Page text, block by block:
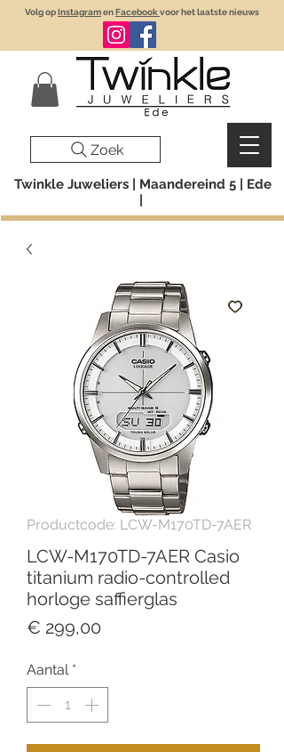
Twinkle Juweliers | Maandereind 5 | Ede
Volg opInstagramenFacebook voor het laatste nieuws
Zoek
Productcode: LCW-M170TD-7AER
LCW-M170TD-7AER Casio
titanium radio-controlled
horloge saffierglas
€ 299,00
Aantal *